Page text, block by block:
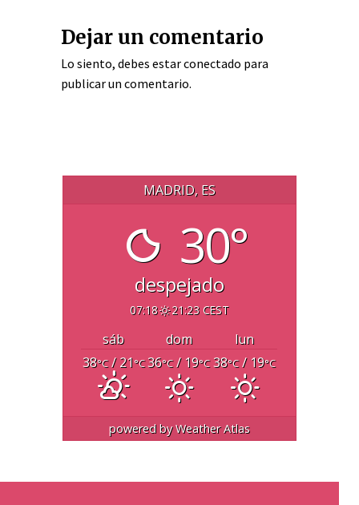
Dejar un comentario
Lo siento, debes estarconectado para
publicar un comentario.
MADRID, ES
30°
despejado
07:18 21:23 CEST
sáb dom
lun
38°C/ 21°C36°C/ 19°C 38°C/ 19°C
powered byWeather Atlas